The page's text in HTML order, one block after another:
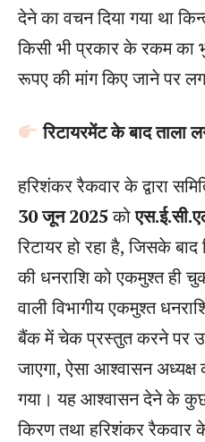
देने का वचन दिया गया था
किसी भी प्रकार के रकम का
रूपए की मांग किए जाने पर
रिटायरमेंट के बाद ताला
हरिशंकर रैकवार के द्वारा
30 जून 2025को
रिटायर हो रहा है, जिसके
की धनराशि को एकमुश्त ही
वाली विभागीय एकमुश्त
बैंक में चेक प्रस्तुत करने पर
जाएगा, ऐसा आश्वासन
गया। यह आश्वासन देने के कुछ
किरण तथा हरिशंकर रैकवार